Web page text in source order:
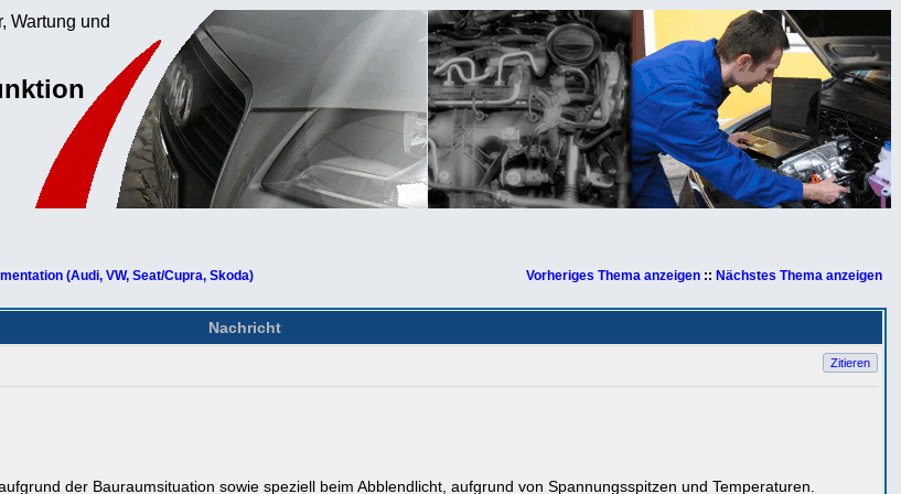
Wartung und
(Audi, VW, Seat/Cupra, Skoda) Vorheriges Thema anzeigen :: Nächstes Thema anzeigen
Nachricht
Zitieren
der Bauraumsituation sowie speziell beim Abblendlicht, aufgrund von Spannungsspitzen und Temperaturen.